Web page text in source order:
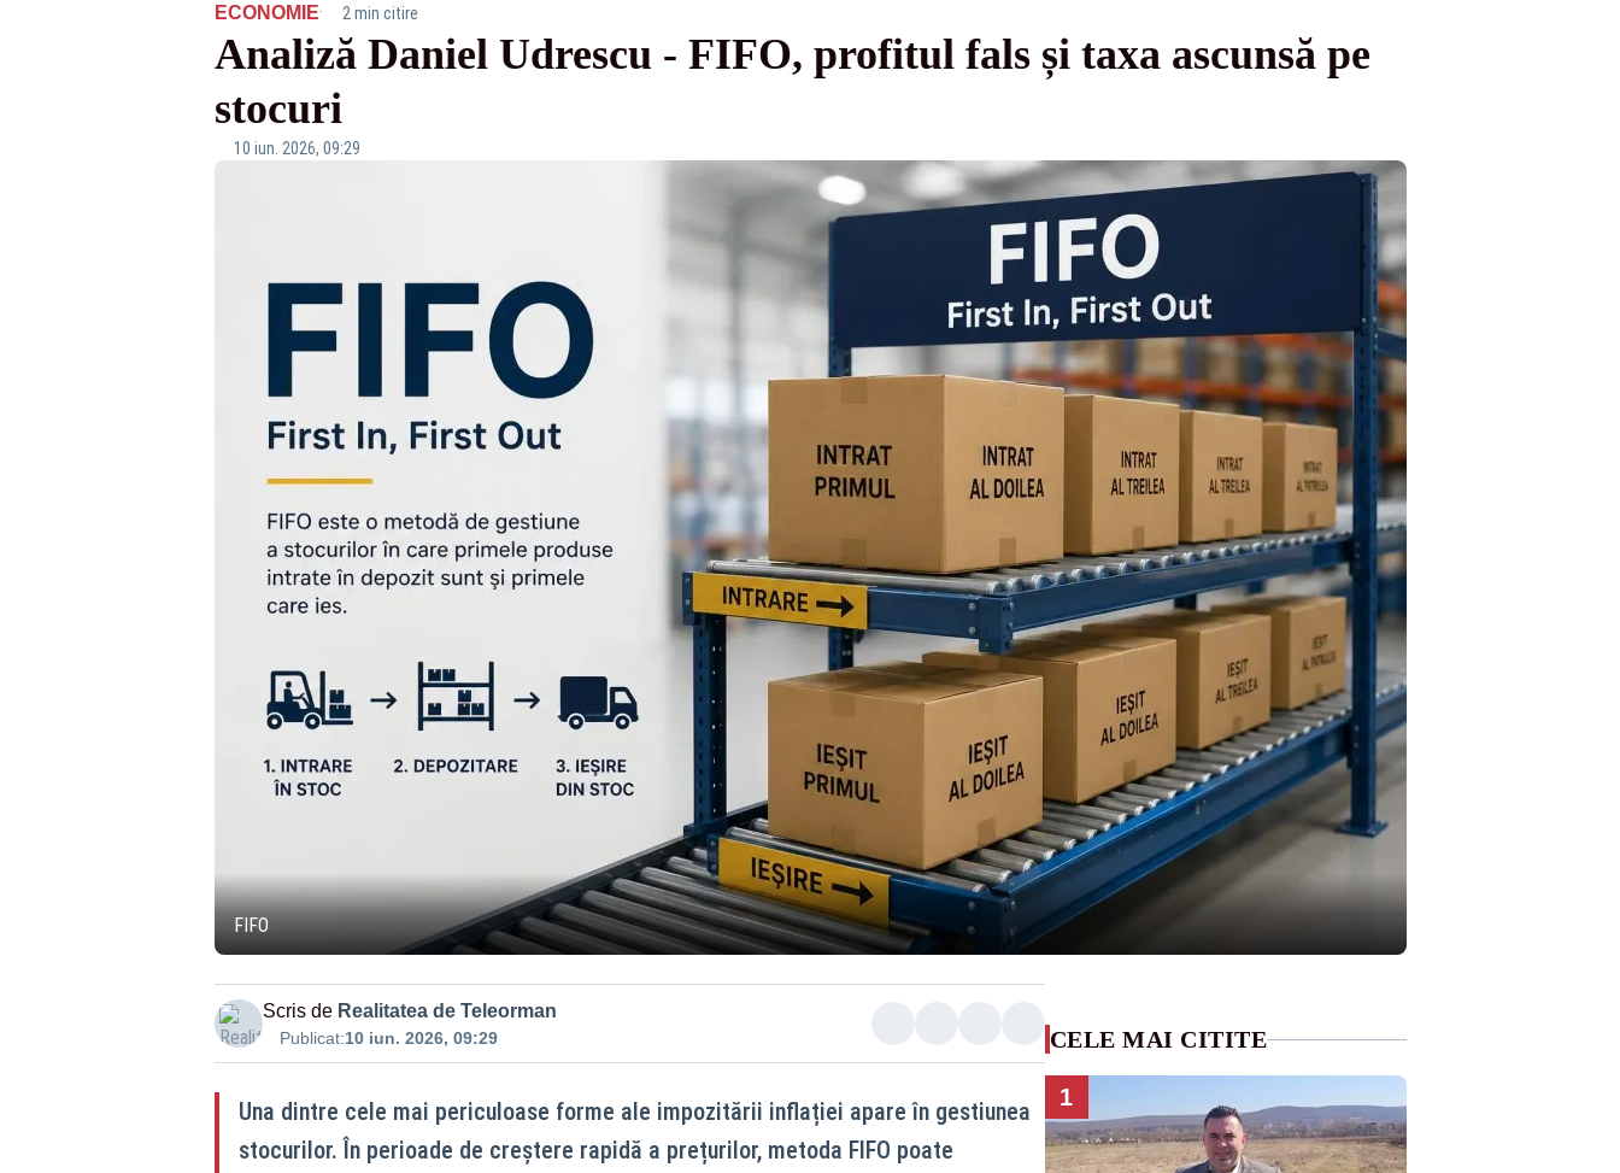
ECONOMIE· 2 min citire
Analiză Daniel Udrescu - FIFO, profitul fals și taxa ascunsă pe
stocuri
10 iun. 2026, 09:29
FIFO
Scris de Realitatea de Teleorman
Publicat:10 iun. 2026, 09:29
Una dintre cele mai periculoase forme ale impozitării inflației apare în gestiunea
stocurilor. În perioade de creștere rapidă a prețurilor, metoda FIFO poate
CELE MAI CITITE
1